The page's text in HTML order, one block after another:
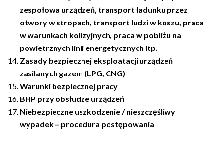
zespołowa urządzeń, transport ładunku przez
otwory w stropach, transport ludzi w koszu, praca
w warunkach kolizyjnych, praca w pobliżu na
powietrznych linii energetycznych itp.
Zasady bezpiecznej eksploatacji urządzeń
zasilanych gazem (LPG, CNG)
Warunki bezpiecznej pracy
BHP przy obsłudze urządzeń
Niebezpieczne uszkodzenie / nieszczęśliwy
wypadek – procedura postępowania